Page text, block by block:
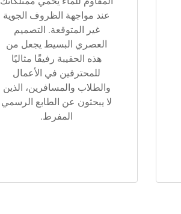
عند مواجهة الظروف الجوية
غير المتوقعة. التصميم
العصري البسيط يجعل من
هذه الحقيبة رفيقًا مثاليًا
للمحترفين في الأعمال
والطلاب والمسافرين، الذين
لا يبحثون عن الطابع الرسمي
المفرط.